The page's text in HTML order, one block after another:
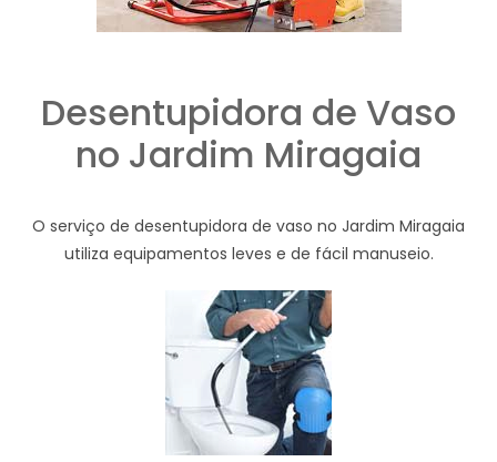
Desentupidora de Vaso
no Jardim Miragaia
O serviço de desentupidora de vaso no Jardim Miragaia
utiliza equipamentos leves e de fácil manuseio.